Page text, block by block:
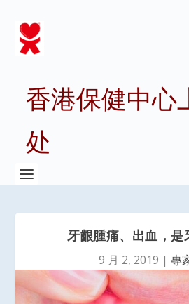
香港保健中心
处
牙齦腫痛、出血，是
9 月 2, 2019 | 專